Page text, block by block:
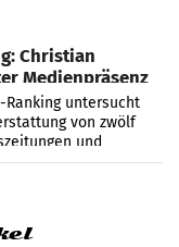
Christian
Medienpräsenz
Ranking untersucht
von zwölf
und
und